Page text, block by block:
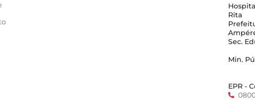
Rita
Sec.
Min.
EPR -